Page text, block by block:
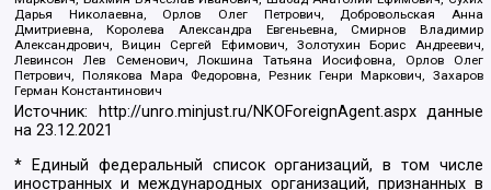
Дарья Николаевна, Орлов Олег Петрович, Добровольская Анна
Дмитриевна, Королева Александра Евгеньевна, Смирнов Владимир
Александрович, Вицин Сергей Ефимович, Золотухин Борис Андреевич,
Левинсон Лев Семенович, Локшина Татьяна Иосифовна, Орлов Олег
Петрович, Полякова Мара Федоровна, Резник Генри Маркович, Захаров
Герман Константинович
Источник: http://unro.minjust.ru/NKOForeignAgent.aspxданные
на23.12.2021
* Единый федеральный список организаций, в том числе
иностранных и международных организаций, признанных в